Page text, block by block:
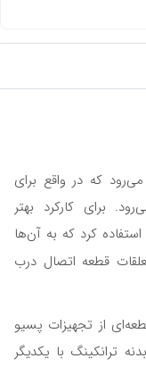
که در واقع برای
برای کارکرد بهتر
کرد که به آن‌ها
قطعه اتصال درب
از تجهیزات پسیو
با یکدیگر